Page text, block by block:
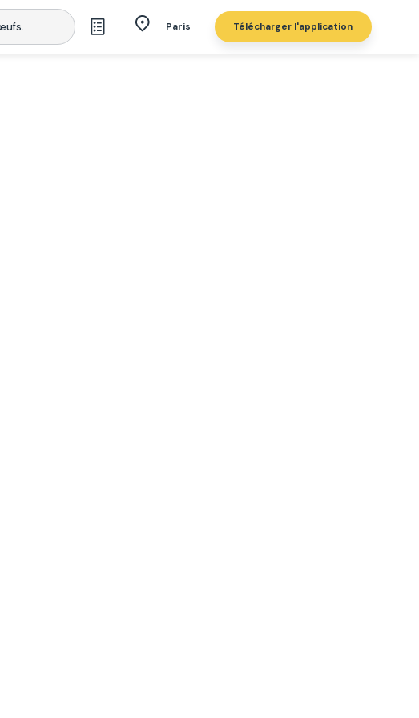
Paris Télécharger l'application